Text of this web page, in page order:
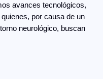
avances tecnológicos,
por causa de un
neurológico, buscan